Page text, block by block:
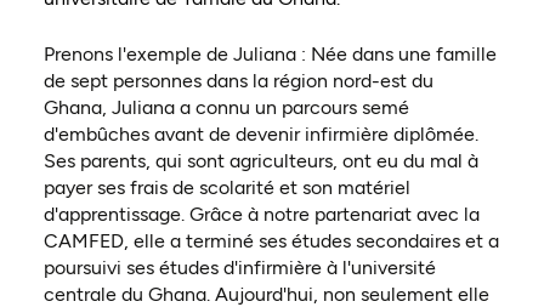
Prenons l'exemple de Juliana : Née dans une famille
de sept personnes dans la région nord-est du
Ghana, Juliana a connu un parcours semé
d'embûches avant de devenir infirmière diplômée.
Ses parents, qui sont agriculteurs, ont eu du mal à
payer ses frais de scolarité et son matériel
d'apprentissage. Grâce à notre partenariat avec la
CAMFED, elle a terminé ses études secondaires et a
poursuivi ses études d'infirmière à l'université
centrale du Ghana. Aujourd'hui, non seulement elle